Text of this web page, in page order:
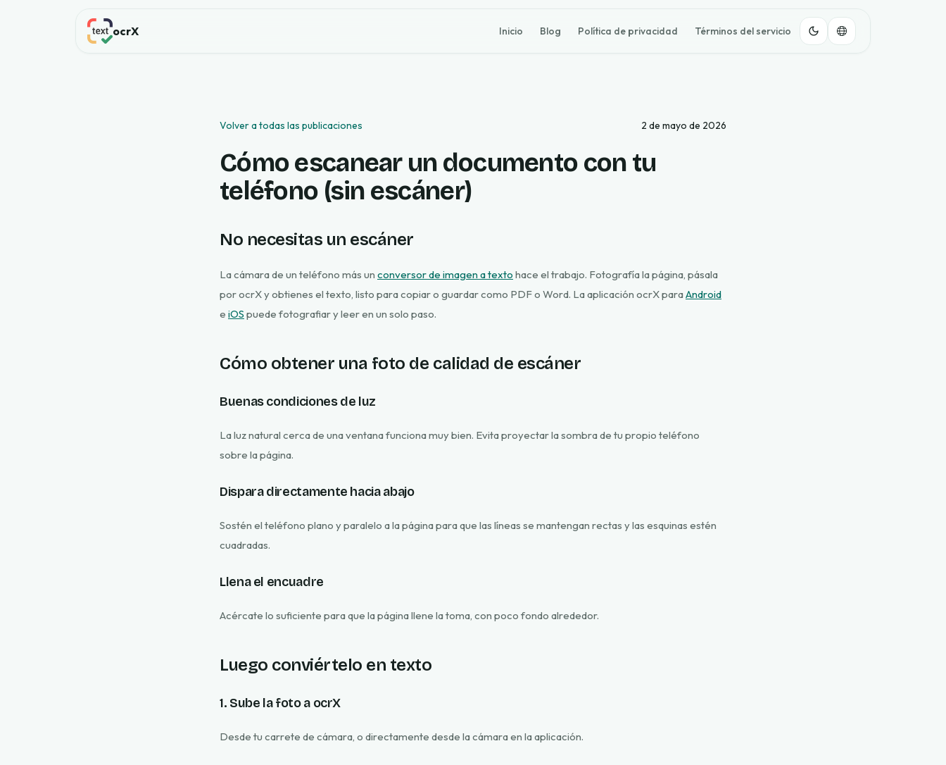
ocrX Inicio Blog Política de privacidad Términos del servicio
Volver a todas las publicaciones 2 de mayo de 2026
Cómo escanear un documento con tu
teléfono (sin escáner)
No necesitas un escáner
La cámara de un teléfono más un conversor de imagen a texto hace el trabajo. Fotografía la página, pásala
por ocrX y obtienes el texto, listo para copiar o guardar como PDF o Word. La aplicación ocrX paraAndroid
e iOS puede fotografiar y leer en un solo paso.
Cómo obtener una foto de calidad de escáner
Buenas condiciones de luz
La luz natural cerca de una ventana funciona muy bien. Evita proyectar la sombra de tu propio teléfono
sobre la página.
Dispara directamente hacia abajo
Sostén el teléfono plano y paralelo a la página para que las líneas se mantengan rectas y las esquinas estén
cuadradas.
Llena el encuadre
Acércate lo suficiente para que la página llene la toma, con poco fondo alrededor.
Luego conviértelo en texto
1. Sube la foto a ocrX
Desde tu carrete de cámara, o directamente desde la cámara en la aplicación.